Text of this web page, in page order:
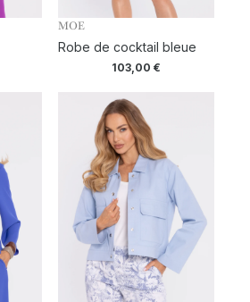
MOE
Robe de cocktail bleue
103,00 €